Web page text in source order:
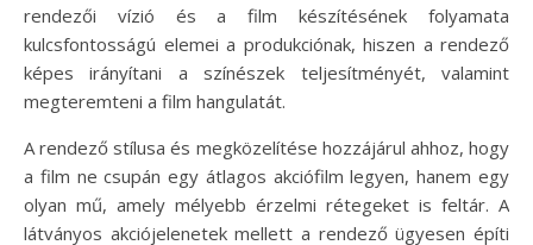
rendezői vízió és a film készítésének folyamata
kulcsfontosságú elemei a produkciónak, hiszen a rendező
képes irányítani a színészek teljesítményét, valamint
megteremteni a film hangulatát.
A rendező stílusa és megközelítése hozzájárul ahhoz, hogy
a film ne csupán egy átlagos akciófilm legyen, hanem egy
olyan mű, amely mélyebb érzelmi rétegeket is feltár. A
látványos akciójelenetek mellett a rendező ügyesen építi